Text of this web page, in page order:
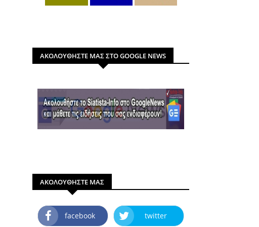
ΑΚΟΛΟΥΘΗΣΤΕ ΜΑΣ ΣΤΟ GOOGLE NEWS
ΑΚΟΛΟΥΘΗΣΤΕ ΜΑΣ
facebook twitter